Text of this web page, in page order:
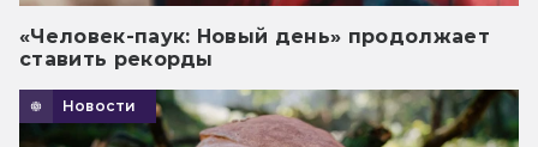
«Человек-паук: Новый день» продолжает
ставить рекорды
Новости